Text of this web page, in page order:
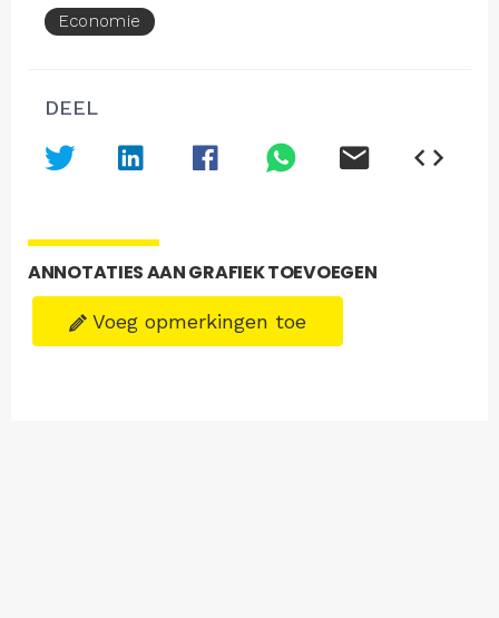
Economie
DEEL
ANNOTATIES AAN GRAFIEK TOEVOEGEN
Voeg opmerkingen toe